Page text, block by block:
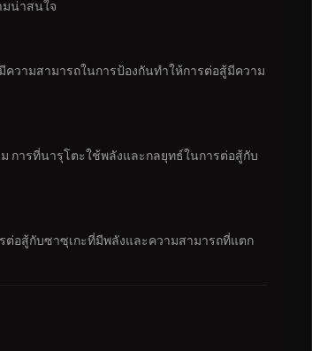
มน่าสนใจ
ความสามารถในการป้องกันทำให้การต่อสู้มีความ
การที่นารุโตะใช้พลังและกลยุทธ์ในการต่อสู้กับ
ต่อสู้กับซาซุเกะที่มีพลังและความสามารถที่แตก